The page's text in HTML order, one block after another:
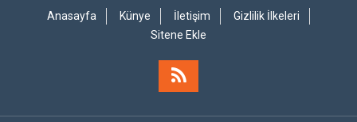
Anasayfa Künye İletişim
Gizlilik İlkeleri
Sitene Ekle